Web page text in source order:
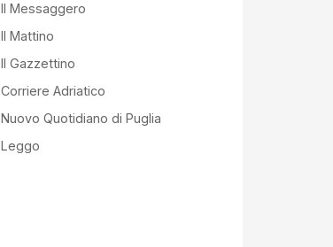
Il Messaggero
Il Mattino
Il Gazzettino
Corriere Adriatico
Nuovo Quotidiano di Puglia
Leggo